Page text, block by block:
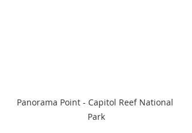
Panorama Point - Capitol Reef National
Park